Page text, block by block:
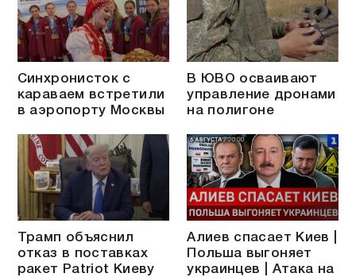
Синхронисток с
караваем встретили
в аэропорту Москвы
В ЮВО осваивают
управление дронами
на полигоне
Трамп объяснил
отказ в поставках
ракет Patriot Киеву
Алиев спасает Киев |
Польша выгоняет
украинцев | Атака на